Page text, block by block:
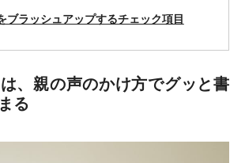
ブラッシュアップするチェック項目
、親の声のかけ方でグッと書
る